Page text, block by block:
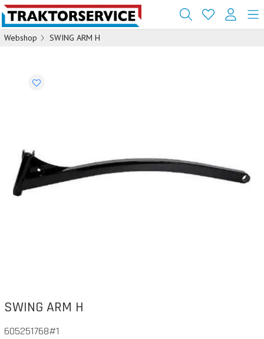
Webshop SWING ARM H
SWING ARM H
605251768#1